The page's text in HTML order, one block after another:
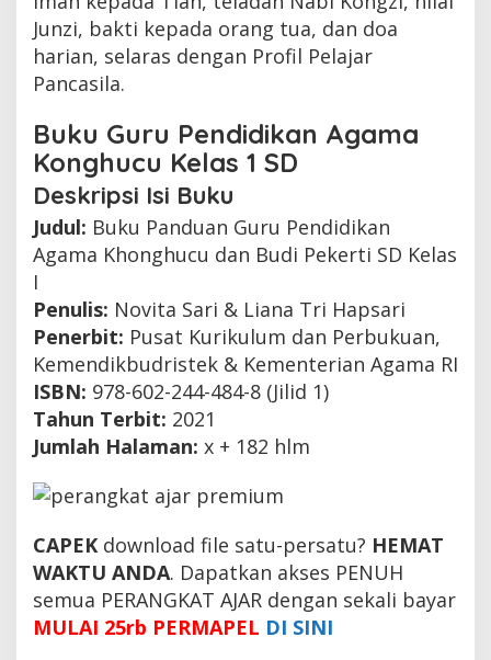
Junzi, bakti kepada orang tua, dan doa
harian, selaras dengan Profil Pelajar
Pancasila.
Buku Guru Pendidikan Agama
Konghucu Kelas 1 SD
Deskripsi Isi Buku
Judul: Buku Panduan Guru Pendidikan
Agama Khonghucu dan Budi Pekerti SD Kelas
I
Penulis: Novita Sari & Liana Tri Hapsari
Penerbit: Pusat Kurikulum dan Perbukuan,
Kemendikbudristek & Kementerian Agama RI
ISBN: 978-602-244-484-8 (Jilid 1)
Tahun Terbit: 2021
Jumlah Halaman: x + 182 hlm
CAPEK download file satu-persatu? HEMAT
WAKTU ANDA. Dapatkan akses PENUH
semua PERANGKAT AJAR dengan sekali bayar
MULAI 25rb PERMAPEL DI SINI